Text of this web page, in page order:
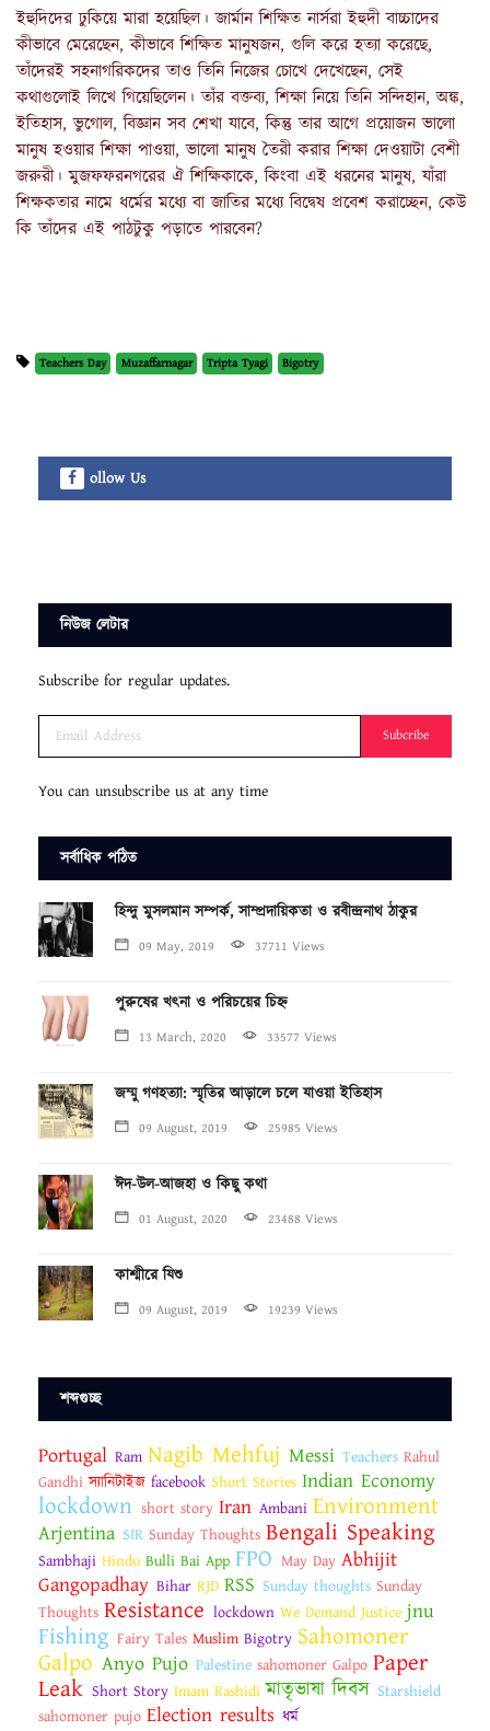
ইহুদিদের ঢুকিয়ে মারা হয়েছিল। জার্মান শিক্ষিত নার্সরা ইহুদী বাচ্চাদের
কীভাবে মেরেছেন, কীভাবে শিক্ষিত মানুষজন, গুলি করে হত্যা করেছে,
তাঁদেরই সহনাগরিকদের তাও তিনি নিজের চোখে দেখেছেন, সেই
কথাগুলোই লিখে গিয়েছিলেন। তাঁর বক্তব্য, শিক্ষা নিয়ে তিনি সন্দিহান, অঙ্ক,
ইতিহাস, ভুগোল, বিজ্ঞান সব শেখা যাবে, কিন্তু তার আগে প্রয়োজন ভালো
মানুষ হওয়ার শিক্ষা পাওয়া, ভালো মানুষ তৈরী করার শিক্ষা দেওয়াটা বেশী
জরুরী। মুজফফরনগরের ঐ শিক্ষিকাকে, কিংবা এই ধরনের মানুষ, যাঁরা
শিক্ষকতার নামে ধর্মের মধ্যে বা জাতির মধ্যে বিদ্বেষ প্রবেশ করাচ্ছেন, কেউ
কি তাঁদের এই পাঠটুকু পড়াতে পারবেন?
Teachers Day Muzaffarnagar Tripta Tyagi Bigotry
ollow Us
নিউজ লেটার
Subscribe for regular updates.
Subcribe
You can unsubscribe us at any time
সর্বাধিক পঠিত
হিন্দু মুসলমান সম্পর্ক, সাম্প্রদায়িকতা ও রবীন্দ্রনাথ ঠাকুর
09 May, 2019 37711 Views
পুরুষের খৎনা ও পরিচয়ের চিহ্ন
13 March, 2020 33577 Views
জম্মু গণহত্যা: স্মৃতির আড়ালে চলে যাওয়া ইতিহাস
09 August, 2019 25985 Views
ঈদ-উল-আজহা ও কিছু কথা
01 August, 2020 23488 Views
কাশ্মীরে যিশু
09 August, 2019 19239 Views
শব্দগুচ্ছ
Portugal Ram Nagib Mehfuj Messi Teachers Rahul
Gandhi স্যানিটাইজ facebook Short Stories Indian Economy
lockdown short story Iran Ambani Environment
Arjentina SIR Sunday Thoughts Bengali Speaking
Sambhaji Hindu Bulli Bai App FPO May Day Abhijit
Gangopadhay Bihar RJD RSS Sunday thoughts Sunday
Thoughts Resistance lockdown We Demand Justice jnu
Fishing Fairy Tales Muslim Bigotry Sahomoner
Galpo Anyo Pujo Palestine sahomoner Galpo Paper
Leak Short Story Imam Rashidi মাতৃভাষা দিবস Starshield
sahomoner pujo Election results ধর্ম